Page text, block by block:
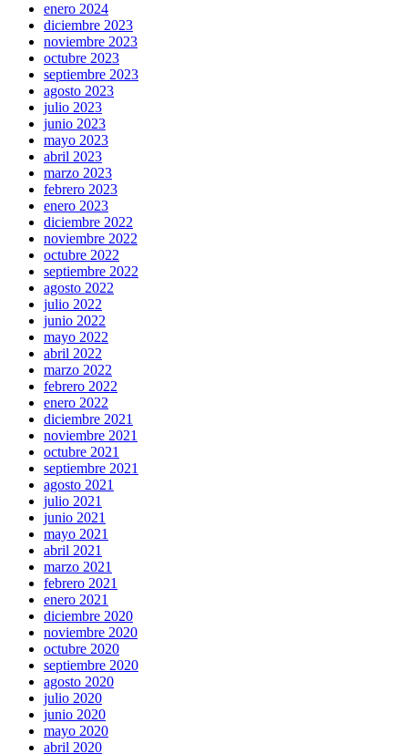
enero 2024
diciembre 2023
noviembre 2023
octubre 2023
septiembre 2023
agosto 2023
julio 2023
junio 2023
mayo 2023
abril 2023
marzo 2023
febrero 2023
enero 2023
diciembre 2022
noviembre 2022
octubre 2022
septiembre 2022
agosto 2022
julio 2022
junio 2022
mayo 2022
abril 2022
marzo 2022
febrero 2022
enero 2022
diciembre 2021
noviembre 2021
octubre 2021
septiembre 2021
agosto 2021
julio 2021
junio 2021
mayo 2021
abril 2021
marzo 2021
febrero 2021
enero 2021
diciembre 2020
noviembre 2020
octubre 2020
septiembre 2020
agosto 2020
julio 2020
junio 2020
mayo 2020
abril 2020